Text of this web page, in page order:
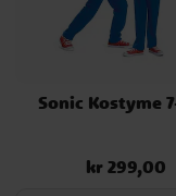
Sonic Kostyme
Pris:kr 299,00
kr 299,00